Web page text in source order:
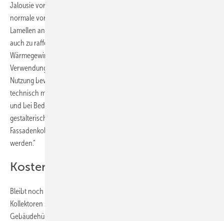
Jalousie vor das Fenster gehängt und integriert sich optisch perfekt in
normale vorgehängte Kaltfassaden. Eine schaltbare Anbindung der
Lamellen an den Sammelkanal ermöglicht es dem Nutzer, die Jalousie
auch zu raffen. Damit kann er die Sonnenschutz- und
Wärmegewinnfunktionen je nach Sonnenstand selbst regeln. „Die
Verwendung von Heat Pipes zur thermischen Ankopplung macht die
Nutzung beweglicher Lamellen für eine Energiegewinnung erst
technisch machbar“, betonen die Forscher. „Durch die Regelbarkeit
und bei Bedarf vollständige Aufhebung der Verschattung sowie die
gestalterische Ausführung des Kollektors als Jalousie kann dieser
Fassadenkollektor sehr gut für ökologische Hochhäuser genutzt
werden.“
Kosten sind überschaubar
Bleibt noch das Problem der Kosten. Denn individuell angefertigte
Kollektoren sind teuer. „Durch die Multifunktionalität der
Gebäudehülle und die Verwendung von massengefertigten